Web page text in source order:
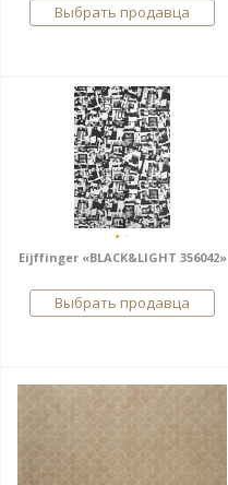
Выбрать продавца
Eijffinger «BLACK&LIGHT 356042»
Выбрать продавца